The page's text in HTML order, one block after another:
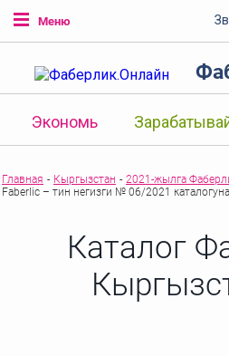
Меню
Экономь
Главная - Кыргызстан - 2021-жылга
Faberlic – тин негизги № 06/2021
Каталог